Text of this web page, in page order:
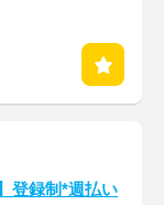
登録制*週払い